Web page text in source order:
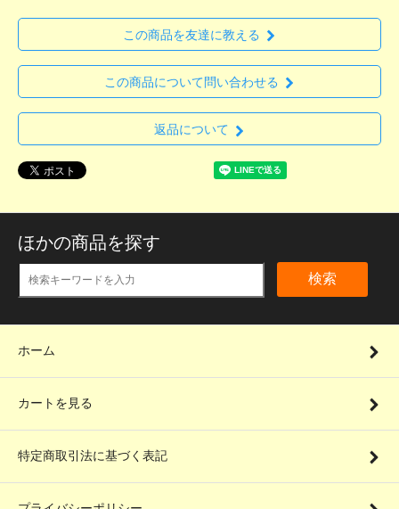
この商品を友達に教える
この商品について問い合わせる
返品について
ほかの商品を探す
検索
ホーム
カートを見る
特定商取引法に基づく表記